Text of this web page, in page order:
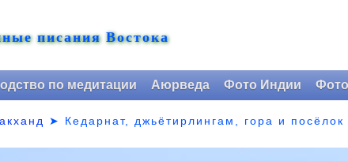
писания Востока
по медитации Аюрведа Фото Индии
➤ Кедарнат, джьётирлингам, гора и